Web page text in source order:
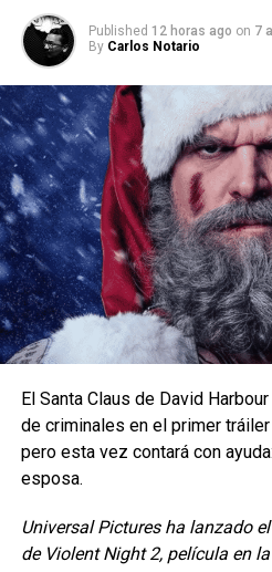
4.- Nomi Sunrider
Una leyenda entre los Jedi,
contra el Imperio Sith (evento
antes de lo que vemos en las
fue una pieza clave para poder
cada combate que ganaba su
se ganó el título de la Dama
Published 12 horas ago on 7
By Carlos Notario
El Santa Claus de David
de criminales en el primer
pero esta vez contará con
esposa.
Universal Pictures ha lanzado
de Violent Night 2, película en